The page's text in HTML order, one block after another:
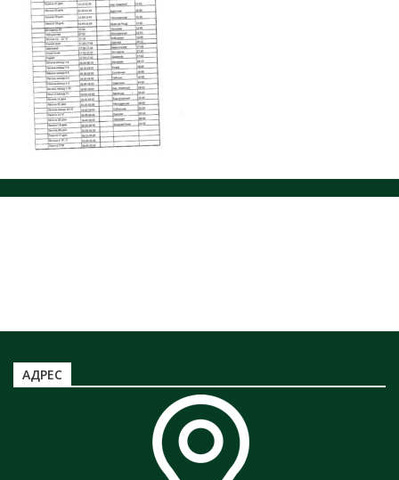
ЗАХОРОНЕНИЕ ОТХОДОВ
НОРМАТИВНЫЕ ДОКУМЕНТЫ
ЮРИДИЧЕСКИМ ЛИЦАМ
ЗАХОРОНЕНИЕ ТКО
Информация по захоронению НКО
Информация по полигону ТБО г. Минусинск
АДРЕС